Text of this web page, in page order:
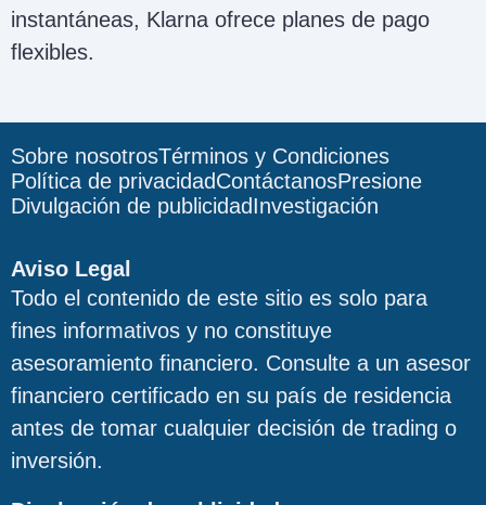
instantáneas, Klarna ofrece planes de pago
flexibles.
Sobre nosotrosTérminos y Condiciones
Política de privacidadContáctanosPresione
Divulgación de publicidadInvestigación
Aviso Legal
Todo el contenido de este sitio es solo para
fines informativos y no constituye
asesoramiento financiero. Consulte a un asesor
financiero certificado en su país de residencia
antes de tomar cualquier decisión de trading o
inversión.